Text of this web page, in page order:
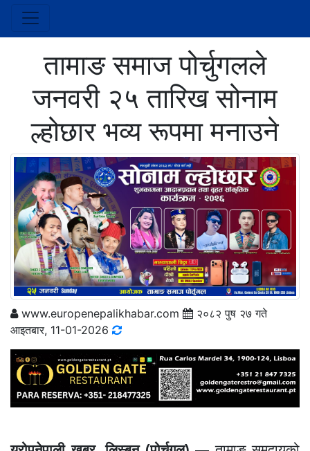
तामाङ समाज पोर्चुगलले
जनवरी २५ तारिख सोनाम
ल्होछार भव्य रूपमा मनाउने
www.europenepalikhabar.com
२०८२ पुष २७ गते
आइतबार, 11-01-2026